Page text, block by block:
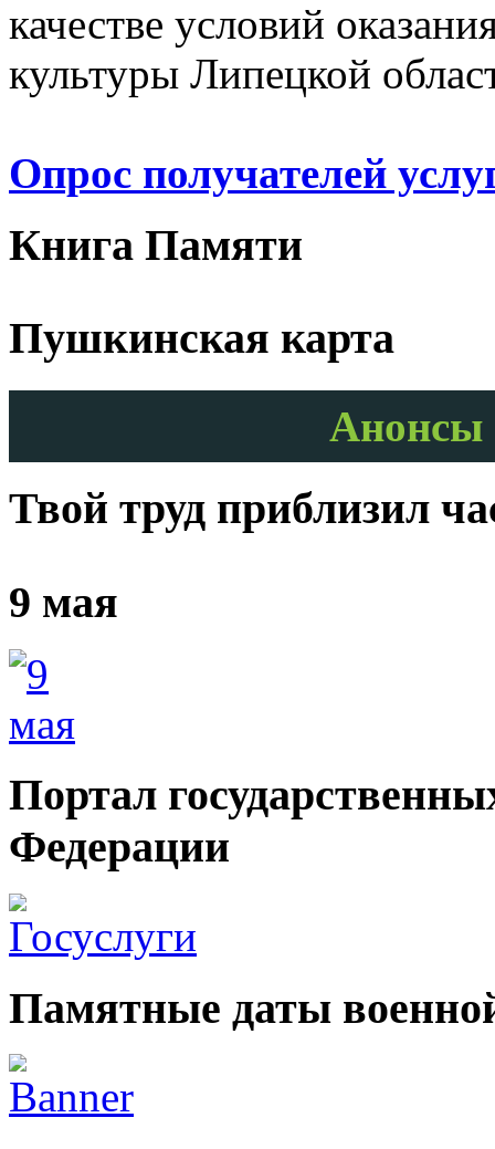
качестве условий
культуры Липецкой
Опрос получателей
Книга Памяти
Пушкинская карта
Анонсы
Твой труд приблизил
9 мая
Портал
Федерации
Памятные даты